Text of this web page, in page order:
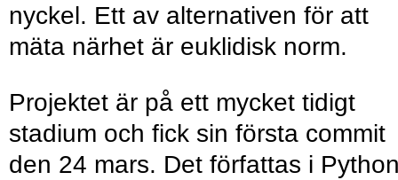
nyckel. Ett av alternativen för att
mäta närhet är euklidisk norm.
Projektet är på ett mycket tidigt
stadium och fick sin första commit
den 24 mars. Det författas i